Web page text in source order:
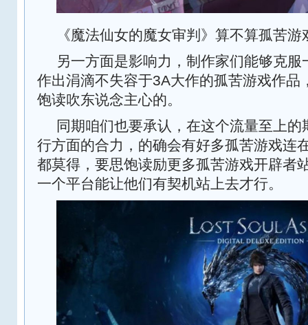
《魔法仙女的魔女审判》算不算孤苦游
另一方面是影响力，制作家们能够克
作出涓滴不失容于3A大作的孤苦游戏作品
饱读吹东说念主心的。
同期咱们也要承认，在这个流量至上
行方面的合力，的确会有好多孤苦游戏连
都莫得，要思饱读励更多孤苦游戏开辟者
一个平台能让他们有契机站上去才行。